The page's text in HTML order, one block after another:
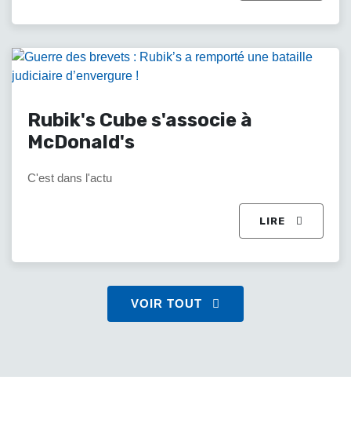
Rubik's Cube s'associe à
McDonald's
C'est dans l'actu
LIRE
VOIR TOUT